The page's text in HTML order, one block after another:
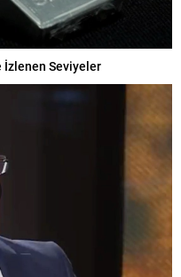
İzlenen Seviyeler